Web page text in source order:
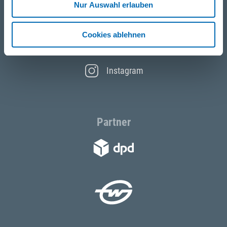
Nur Auswahl erlauben
Cookies ablehnen
Folgen Sie uns
Facebook
Instagram
Partner